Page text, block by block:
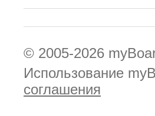
© 2005-2026
Использование
соглашения